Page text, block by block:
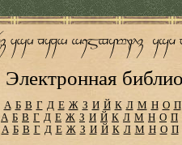
Электронная
А Б В Г Д Е Ж З И Й К Л М Н О П
А Б В Г Д Е Ж З И Й К Л М Н О П
А Б В Г Д Е Ж З И Й К Л М Н О П